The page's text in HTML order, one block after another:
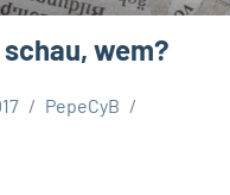
wem?
PepeCyB